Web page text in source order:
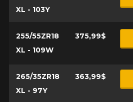
XL - 103Y
255/55ZR18
XL - 109W
375,99$
265/35ZR18
XL - 97Y
363,99$